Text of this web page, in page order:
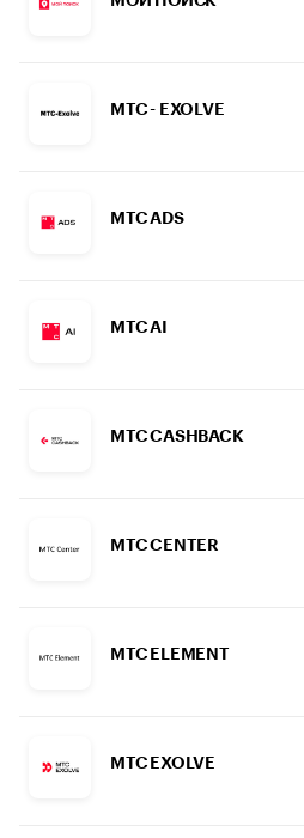
МТС - EXOLVE
МТС ADS
МТС AI
МТС CASHBACK
МТС CENTER
МТС ELEMENT
МТС EXOLVE